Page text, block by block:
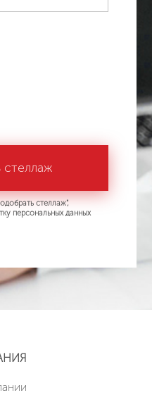
стеллаж",
персональных данных